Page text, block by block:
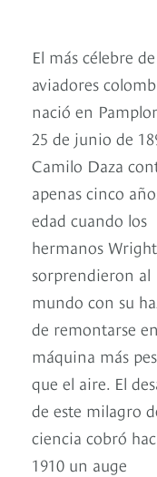
El más célebre
aviadores
nació en
25 de junio de
Camilo Daza
apenas cinco
edad cuando los
hermanos Wright
sorprendieron al
mundo con su
de remontarse
máquina más
que el aire. El
de este milagro
ciencia cobró
1910 un auge